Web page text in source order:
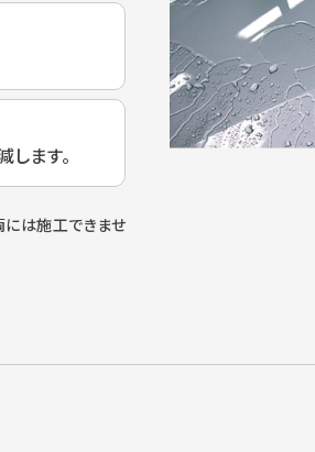
ます。
には施工できませ